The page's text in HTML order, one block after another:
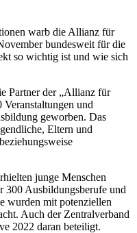
warb die Allianz für
bundesweit für die
so wichtig ist und wie sich
Partner der „Allianz für
und
geworben. Das
Eltern und
junge Menschen
300 Ausbildungsberufe und
wurden mit potenziellen
Auch der Zentralverband
2022 daran beteiligt.